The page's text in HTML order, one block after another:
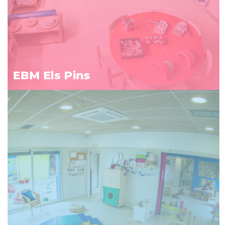
EBM Els Pins